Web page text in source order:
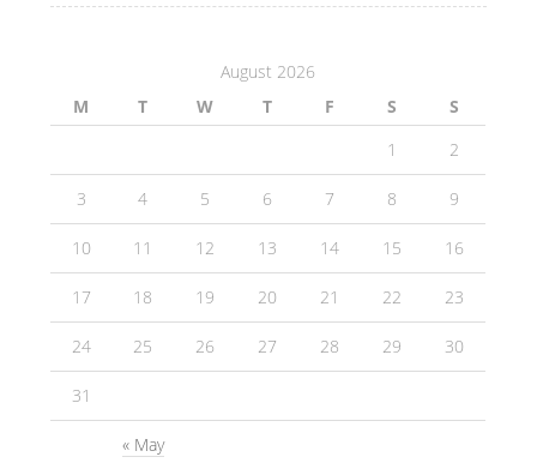
August 2026
M
T W T F S S
« May
1 2
3 4 5 6 7 8 9
10 11 12 13 14 15 16
17 18 19 20 21 22 23
24 25 26 27 28 29 30
31